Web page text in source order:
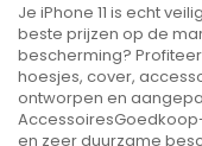
Je iPhone 11 is echt
beste prijzen op de
bescherming?
hoesjes, cover,
ontworpen en
en zeer duurzame